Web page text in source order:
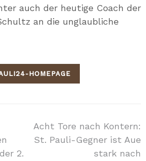
auch der heutige Coach der
an die unglaubliche
HOMEPAGE
2.
Acht Tore nach Kontern:
St. Pauli-Gegner ist Aue
stark nach